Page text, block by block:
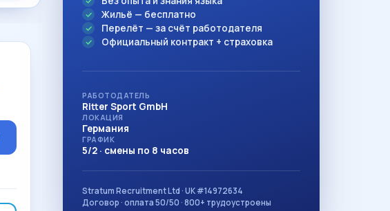
Жильё — бесплатно
Перелёт — за счёт работодателя
Официальный контракт + страховка
РАБОТОДАТЕЛЬ
Ritter Sport GmbH
ЛОКАЦИЯ
Германия
ГРАФИК
5/2 · смены по 8 часов
Stratum Recruitment Ltd · UK #14972634
Договор · оплата 50/50 · 800+ трудоустроены